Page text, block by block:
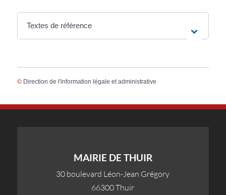
Textes de référence
© Direction de l'information légale et administrative
MAIRIE DE THUIR
30 boulevard Léon-Jean Grégory
66300 Thuir